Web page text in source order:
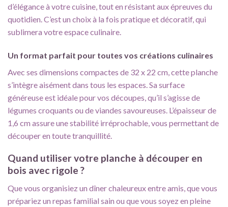
d’élégance à votre cuisine, tout en résistant aux épreuves du
quotidien. C’est un choix à la fois pratique et décoratif, qui
sublimera votre espace culinaire.
Un format parfait pour toutes vos créations culinaires
Avec ses dimensions compactes de 32 x 22 cm, cette planche
s’intègre aisément dans tous les espaces. Sa surface
généreuse est idéale pour vos découpes, qu’il s’agisse de
légumes croquants ou de viandes savoureuses. L’épaisseur de
1,6 cm assure une stabilité irréprochable, vous permettant de
découper en toute tranquillité.
Quand utiliser votre planche à découper en
bois avec rigole ?
Que vous organisiez un dîner chaleureux entre amis, que vous
prépariez un repas familial sain ou que vous soyez en pleine